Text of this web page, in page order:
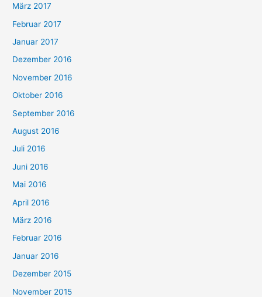
März 2017
Februar 2017
Januar 2017
Dezember 2016
November 2016
Oktober 2016
September 2016
August 2016
Juli 2016
Juni 2016
Mai 2016
April 2016
März 2016
Februar 2016
Januar 2016
Dezember 2015
November 2015